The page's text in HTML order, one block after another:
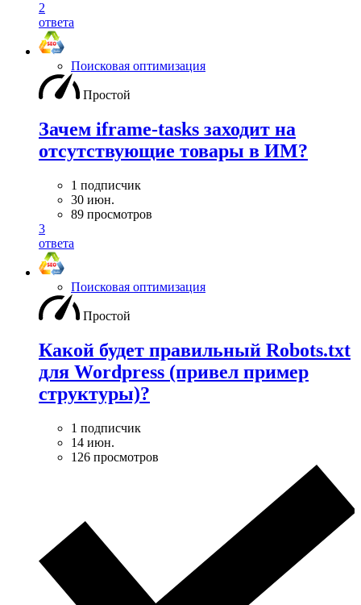
2
ответа
Поисковая оптимизация
Простой
Зачем iframe-tasks заходит на
отсутствующие товары в ИМ?
1 подписчик
30 июн.
89 просмотров
3
ответа
Поисковая оптимизация
Простой
Какой будет правильный Robots.txt
для Wordpress (привел пример
структуры)?
1 подписчик
14 июн.
126 просмотров